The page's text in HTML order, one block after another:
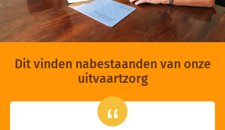
Dit vinden nabestaanden van onze
uitvaartzorg